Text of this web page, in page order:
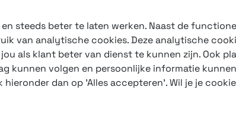
voor de Edge 1050, in diverse kleuren
3 winkels voor uitleg en advies!
voor 16.00 uur besteld, zelfde dag verstuurd
steeds beter te laten werken. Naast de
van analytische cookies. Deze analytische
als klant beter van dienst te kunnen zijn. Ook
kunnen volgen en persoonlijke informatie
dan op 'Alles accepteren'. Wil je je cookie